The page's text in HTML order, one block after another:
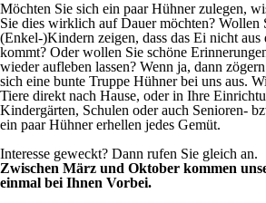
Möchten Sie sich ein paar Hühner zulegen,
Sie dies wirklich auf Dauer möchten? Wollen
(Enkel-)Kindern zeigen, dass das Ei nicht aus
kommt? Oder wollen Sie schöne
wieder aufleben lassen? Wenn ja, dann
sich eine bunte Truppe Hühner bei uns aus.
Tiere direkt nach Hause, oder in Ihre
Kindergärten, Schulen oder auch Senioren-
ein paar Hühner erhellen jedes Gemüt.
Interesse geweckt? Dann rufen Sie gleich an.
Zwischen März und Oktober kommen
einmal bei Ihnen Vorbei.